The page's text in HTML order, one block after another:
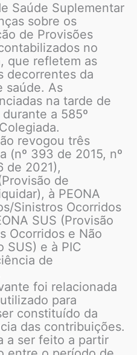
Saúde Suplementar
sobre os
de Provisões
no
que refletem as
decorrentes da
saúde. As
na tarde de
a 585º
revogou três
(nº 393 de 2015, nº
de 2021),
de
à PEONA
Sinistros Ocorridos
SUS (Provisão
Ocorridos e Não
SUS) e à PIC
de
foi relacionada
para
constituído da
das contribuições.
a ser feito a partir